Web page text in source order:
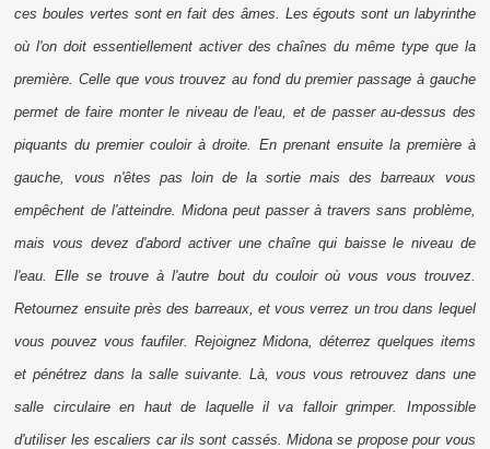
ces boules vertes sont en fait des âmes. Les égouts sont un labyrinthe
où l'on doit essentiellement activer des chaînes du même type que la
première. Celle que vous trouvez au fond du premier passage à gauche
permet de faire monter le niveau de l'eau, et de passer au-dessus des
piquants du premier couloir à droite. En prenant ensuite la première à
gauche, vous n'êtes pas loin de la sortie mais des barreaux vous
empêchent de l'atteindre. Midona peut passer à travers sans problème,
mais vous devez d'abord activer une chaîne qui baisse le niveau de
l'eau. Elle se trouve à l'autre bout du couloir où vous vous trouvez.
Retournez ensuite près des barreaux, et vous verrez un trou dans lequel
vous pouvez vous faufiler. Rejoignez Midona, déterrez quelques items
et pénétrez dans la salle suivante. Là, vous vous retrouvez dans une
salle circulaire en haut de laquelle il va falloir grimper. Impossible
d'utiliser les escaliers car ils sont cassés. Midona se propose pour vous